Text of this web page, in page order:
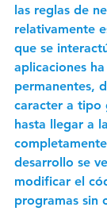
las reglas de
relativamente
que se
aplicaciones
permanentes,
caracter a tipo
hasta llegar a
desarrollo se
modificar el
programas sin